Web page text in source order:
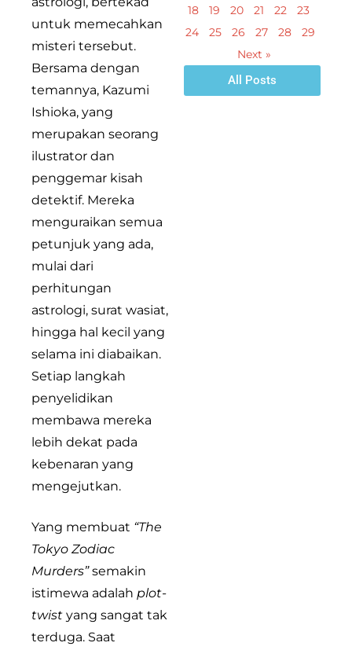
untuk memecahkan
misteri tersebut.
Bersama dengan
temannya, Kazumi
Ishioka, yang
merupakan seorang
ilustrator dan
penggemar kisah
detektif. Mereka
menguraikan semua
petunjuk yang ada,
mulai dari
perhitungan
astrologi, surat wasiat,
hingga hal kecil yang
selama ini diabaikan.
Setiap langkah
penyelidikan
membawa mereka
lebih dekat pada
kebenaran yang
mengejutkan.
Yang membuat “The
Tokyo Zodiac
Murders”semakin
istimewa adalah plot-
twist yang sangat tak
terduga. Saat
18 19 20 21 22
23
24
25 26 27 28
29
Next »
All Posts